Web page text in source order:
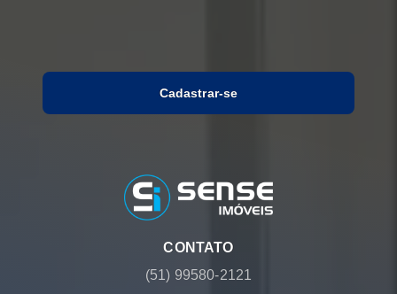
Cadastrar-se
CONTATO
(51) 99580-2121